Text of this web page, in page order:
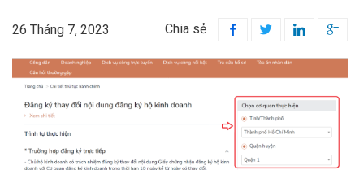
26 Tháng 7, 2023 Chia sẻ    